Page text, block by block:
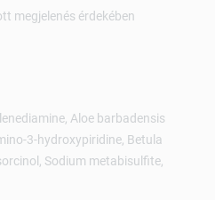
megjelenés érdekében
Aloe barbadensis
3-hydroxypiridine, Betula
Sodium metabisulfite,